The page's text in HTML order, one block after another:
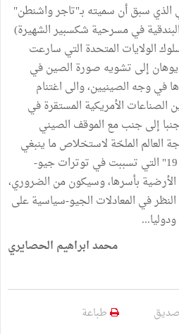
سبق أن سميته بـ"تاجر واشنطن"
في مسرحية شكسبير الشهيرة)
الولايات المتحدة التي سارعت
"الكوفيد 19" في يوهان إلى تشويه صورة الصين في
في وجه الصينيين، والى اغتنام
الصناعات الأمريكية المستقرة في
إلى جنب مع الموقف الصيني
العالم الملحّة لاستخلاص ما ينبغي
استخلاصه من محنة "الكوفيد 19" التي تسببت في توترات جيو-
بأسرها، وسيكون من الضروري،
النظر في المعادلات الجيو-سياسية على
محمد ابراهيم الحصايري
طباعة